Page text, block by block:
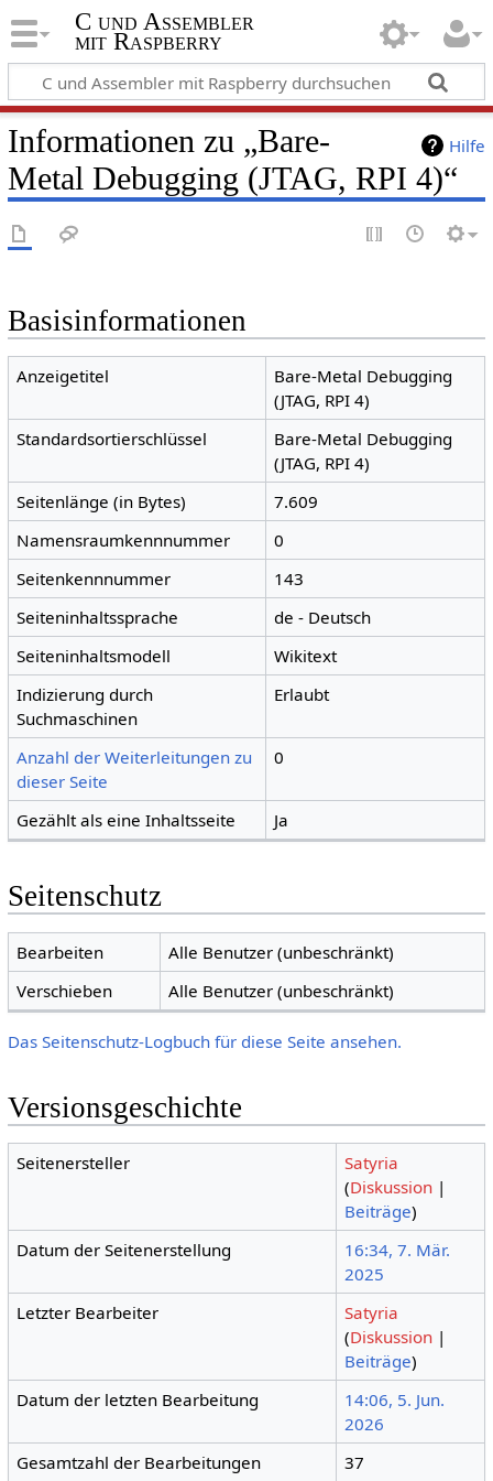
C und Assembler
mit Raspberry
Hilfe
Informationen zu „Bare-
Metal Debugging (JTAG, RPI 4)“
Basisinformationen
Anzeigetitel
Bare-Metal Debugging
(JTAG, RPI 4)
Standardsortierschlüssel
Bare-Metal Debugging
(JTAG, RPI 4)
Seitenlänge (in Bytes)
7.609
Namensraumkennnummer
0
Seitenkennnummer
143
Seiteninhaltssprache
de - Deutsch
Seiteninhaltsmodell
Wikitext
Indizierung durch
Suchmaschinen
Erlaubt
Anzahl der Weiterleitungen zu
dieser Seite
0
Gezählt als eine Inhaltsseite Ja
Seitenschutz
Bearbeiten
Alle Benutzer (unbeschränkt)
Verschieben
Alle Benutzer (unbeschränkt)
Das Seitenschutz-Logbuch für diese Seite ansehen.
Versionsgeschichte
Seitenersteller
Satyria
(Diskussion |
Beiträge)
Datum der Seitenerstellung
16:34, 7. Mär.
2025
Letzter Bearbeiter
Satyria
(Diskussion |
Beiträge)
Datum der letzten Bearbeitung
14:06, 5. Jun.
2026
Gesamtzahl der Bearbeitungen
37